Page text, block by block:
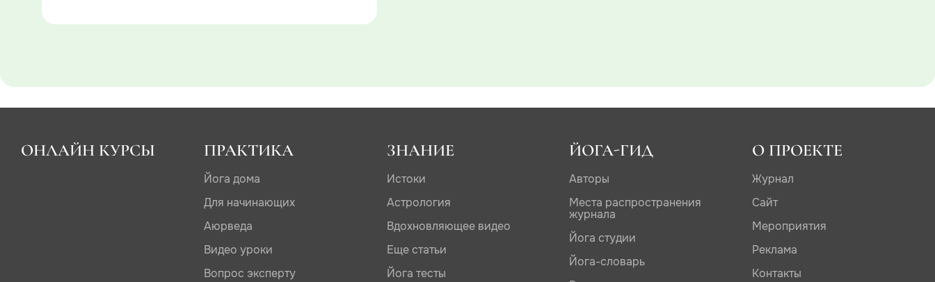
ОНЛАЙН КУРСЫ ПРАКТИКА
Йога дома
Для начинающих
Аюрведа
Видео уроки
Вопрос эксперту
ЗНАНИЕ
Истоки
Астрология
Вдохновляющее видео
Еще статьи
Йога тесты
ЙОГА-ГИД
Авторы
Места распространения
журнала
Йога студии
Йога-словарь
О ПРОЕКТЕ
Журнал
Сайт
Мероприятия
Реклама
Контакты